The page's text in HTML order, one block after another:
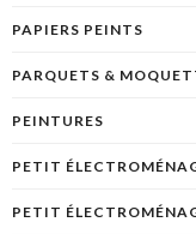
PAPIERS PEINTS
PARQUETS &
PEINTURES
PETIT
PETIT